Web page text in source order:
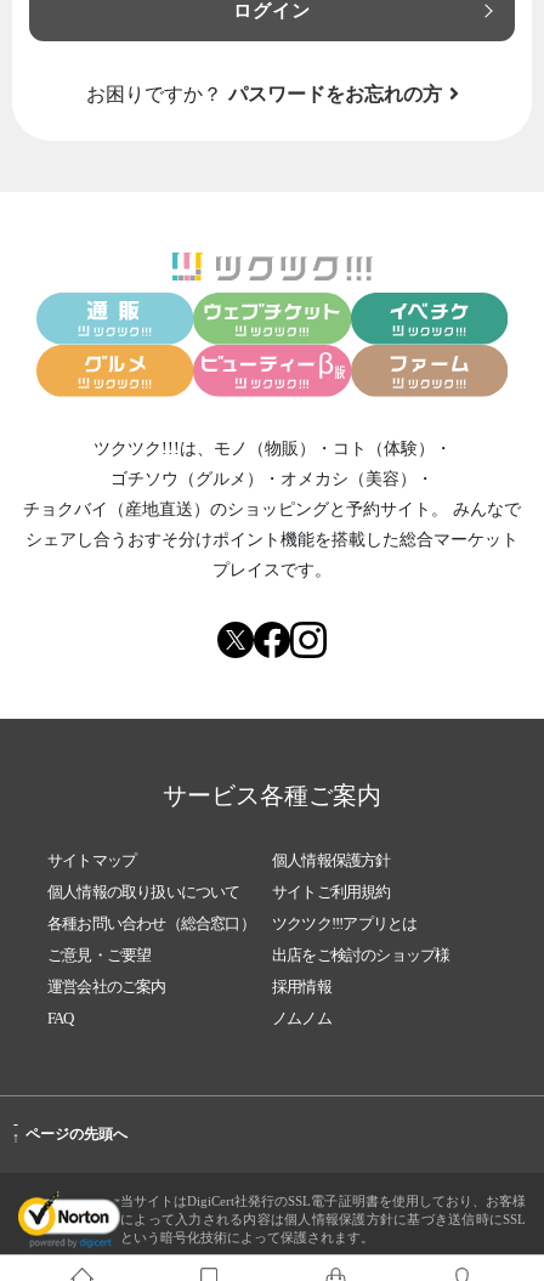
ログイン
お困りですか？ パスワードをお忘れの方
ツクツク!!!は、 モノ（物販） ・ コト（体験）
・
ゴチソウ（グルメ）
・ オメカシ（美容）
・
チョクバイ（産地直送） のショッピングと予約サイト。
みんなで
シェアし合う おすそ分けポイント機能を搭載した総合マーケット
プレイスです。
サービス各種ご案内
サイトマップ
個人情報保護方針
個人情報の取り扱いについて
サイトご利用規約
各種お問い合わせ（総合窓口）
ツクツク!!!アプリとは
ご意見・ご要望
出店をご検討のショップ様
運営会社のご案内
採用情報
FAQ
ノムノム
-
↑ ページの先頭へ
当サイトはDigiCert社発行のSSL電子証明書を使用しており、お客様
によって入力される内容は個人情報保護方針に基づき送信時にSSL
という暗号化技術によって保護されます。